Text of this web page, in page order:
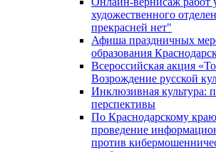
художественного
прекрасней нет"
Афиша праздничных
образования
Всероссийская акция
Возрождение русской
Инклюзивная культура:
перспективы
По Краснодарскому
проведение
против